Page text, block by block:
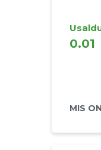
0.01
MIS